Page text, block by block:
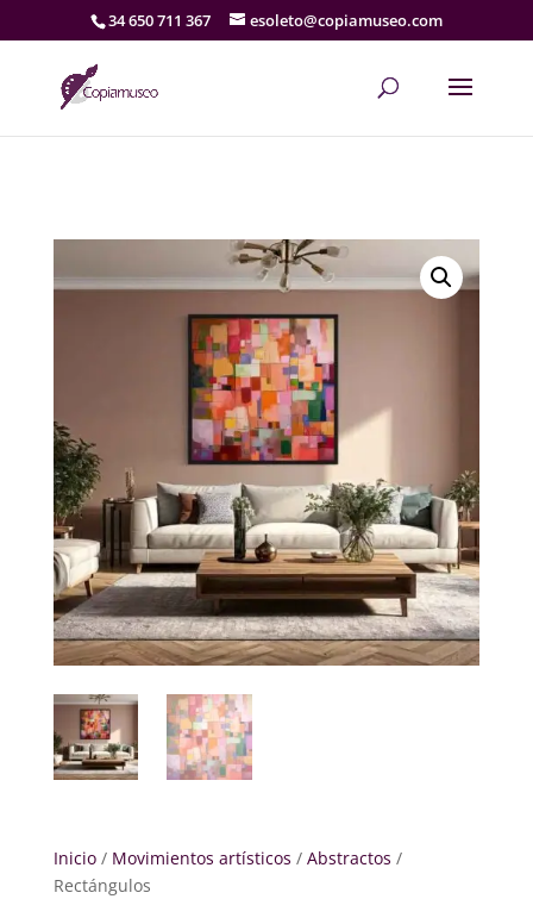
34 650 711 367 esoleto@copiamuseo.com
Inicio/ Movimientos artísticos / Abstractos /
Rectángulos